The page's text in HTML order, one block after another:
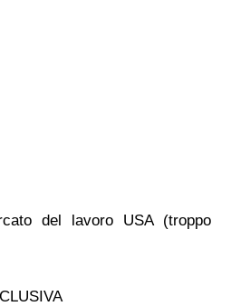
del lavoro USA (troppo